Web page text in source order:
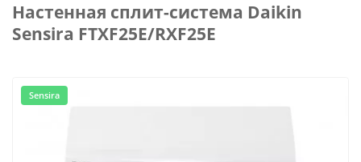
Настенная сплит-система Daikin
Sensira FTXF25E/RXF25E
Sensira